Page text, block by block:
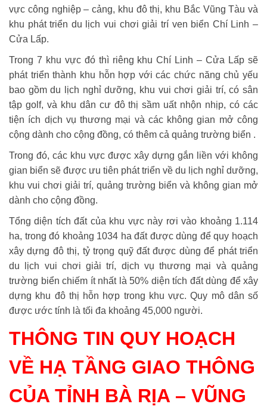
vực công nghiệp – cảng, khu đô thị, khu Bắc Vũng Tàu và
khu phát triển du lịch vui chơi giải trí ven biển Chí Linh –
Cửa Lấp.
Trong 7 khu vực đó thì riêng khu Chí Linh – Cửa Lấp sẽ
phát triển thành khu hỗn hợp với các chức năng chủ yếu
bao gồm du lịch nghỉ dưỡng, khu vui chơi giải trí, có sân
tập golf, và khu dân cư đô thị sầm uất nhộn nhịp, có các
tiện ích dịch vụ thương mại và các không gian mở công
cộng dành cho cộng đồng, có thêm cả quảng trường biển .
Trong đó, các khu vực được xây dựng gắn liền với không
gian biển sẽ được ưu tiên phát triển về du lịch nghỉ dưỡng,
khu vui chơi giải trí, quảng trường biển và không gian mở
dành cho cộng đồng.
Tổng diện tích đất của khu vực này rơi vào khoảng 1.114
ha, trong đó khoảng 1034 ha đất được dùng để quy hoạch
xây dựng đô thị, tỷ trọng quỹ đất được dùng để phát triển
du lịch vui chơi giải trí, dịch vụ thương mại và quảng
trường biển chiếm ít nhất là 50% diện tích đất dùng để xây
dựng khu đô thị hỗn hợp trong khu vực. Quy mô dân số
được ước tính là tối đa khoảng 45,000 người.
THÔNG TIN QUY HOẠCH
VỀ HẠ TẦNG GIAO THÔNG
CỦA TỈNH BÀ RỊA – VŨNG